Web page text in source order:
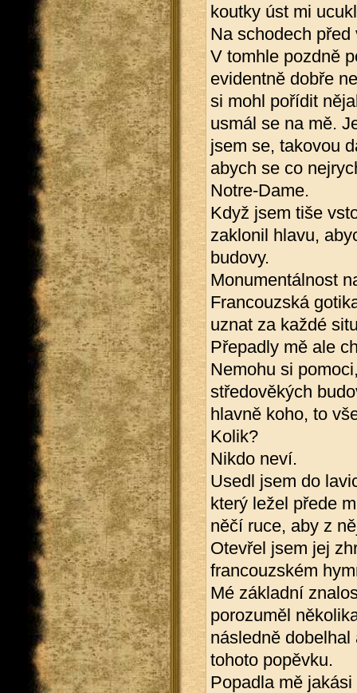
koutky úst mi
Na schodech
V tomhle pozdně
evidentně dobře
si mohl pořídit
usmál se na mě.
jsem se, takovou
abych se co
Notre-Dame.
Když jsem tiše
zaklonil hlavu,
budovy.
Monumentálnost
Francouzská
uznat za každé
Přepadly mě ale
Nemohu si
středověkých
hlavně koho, to
Kolik?
Nikdo neví.
Usedl jsem do
který ležel přede
něčí ruce, aby z
Otevřel jsem jej
francouzském
Mé základní
porozuměl
následně
tohoto popěvku.
Popadla mě